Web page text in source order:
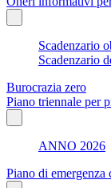
Scadenzario
Scadenzario
Burocrazia zero
Piano triennale per
ANNO 2026
Piano di